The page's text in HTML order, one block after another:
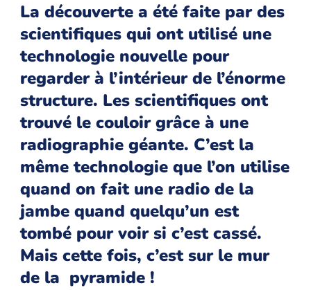
La découverte a été faite par des
scientifiques qui ont utilisé une
technologie nouvelle pour
regarder à l’intérieur de l’énorme
structure. Les scientifiques ont
trouvé le couloir grâce à une
radiographie géante. C’est la
même technologie que l’on utilise
quand on fait une radio de la
jambe quand quelqu’un est
tombé pour voir si c’est cassé.
Mais cette fois, c’est sur le mur
de la pyramide !